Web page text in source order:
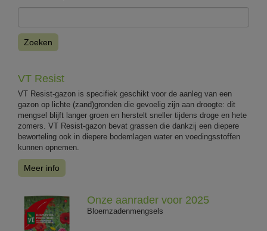
Zoeken
VT Resist
VT Resist-gazon is specifiek geschikt voor de aanleg van een
gazon op lichte (zand)gronden die gevoelig zijn aan droogte: dit
mengsel blijft langer groen en herstelt sneller tijdens droge en hete
zomers. VT Resist-gazon bevat grassen die dankzij een diepere
beworteling ook in diepere bodemlagen water en voedingsstoffen
kunnen opnemen.
Meer info
Onze aanrader voor 2025
Bloemzadenmengsels